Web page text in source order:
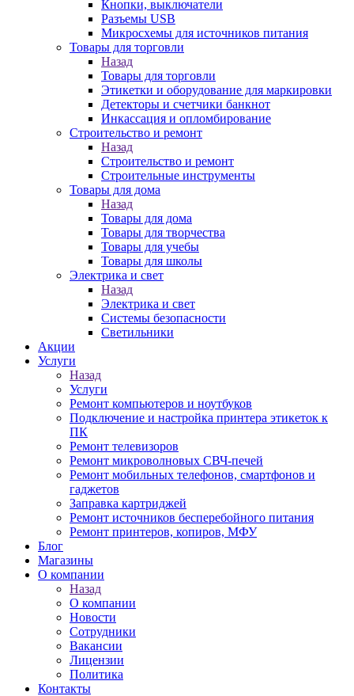
Кнопки, выключатели
Разъемы USB
Микросхемы для источников питания
Товары для торговли
Назад
Товары для торговли
Этикетки и оборудование для маркировки
Детекторы и счетчики банкнот
Инкассация и опломбирование
Строительство и ремонт
Назад
Строительство и ремонт
Строительные инструменты
Товары для дома
Назад
Товары для дома
Товары для творчества
Товары для учебы
Товары для школы
Электрика и свет
Назад
Электрика и свет
Системы безопасности
Светильники
Акции
Услуги
Назад
Услуги
Ремонт компьютеров и ноутбуков
Подключение и настройка принтера этикеток к
ПК
Ремонт телевизоров
Ремонт микроволновых СВЧ-печей
Ремонт мобильных телефонов, смартфонов и
гаджетов
Заправка картриджей
Ремонт источников бесперебойного питания
Ремонт принтеров, копиров, МФУ
Блог
Магазины
О компании
Назад
О компании
Новости
Сотрудники
Вакансии
Лицензии
Политика
Контакты